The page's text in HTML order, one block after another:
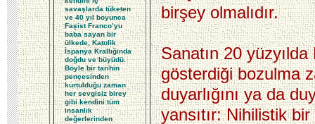
savaşlarda tüketen
ve 40 yıl boyunca
Faşist Franco’yu
baba sayan bir
ülkede, Katolik
İspanya Krallığında
doğdu ve büyüdü.
Böyle bir tarihin
pençesinden
kurtulduğu zaman
her sevgisiz birey
gibi kendini tüm
insanlık
değerlerinden
birşey olmalıdır.
Sanatın 20 yüzyılda
gösterdiği bozulma
duyarlığını ya da
yansıtır:Nihilistik bir